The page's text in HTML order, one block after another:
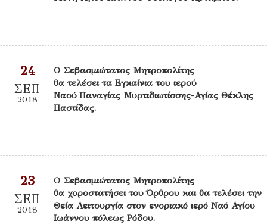
24
ΣΕΠ
2018
Ο Σεβασμιώτατος Μητροπολίτης
θα τελέσει τα Εγκαίνια του ιερού
Ναού Παναγίας Μυρτιδιωτίσσης-Αγίας Θέκλης
Παστίδας.
23
ΣΕΠ
2018
Ο Σεβασμιώτατος Μητροπολίτης
θα χοροστατήσει του Όρθρου και θα τελέσει την
Θεία Λειτουργία στον ενοριακό ιερό Ναό Αγίου
Ιωάννου πόλεως Ρόδου.